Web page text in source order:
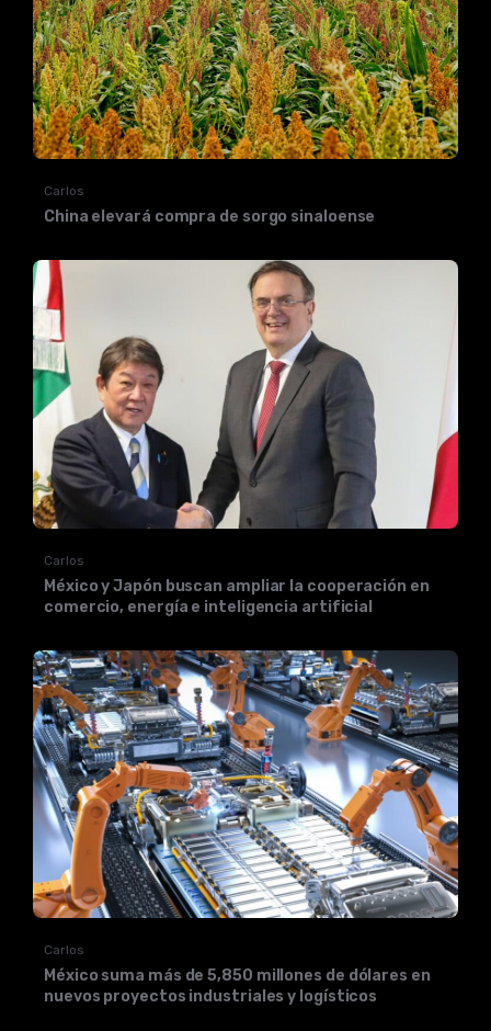
Carlos
China elevará compra de sorgo sinaloense
Carlos
México y Japón buscan ampliar la cooperación en
comercio, energía e inteligencia artificial
Carlos
México suma más de 5,850 millones de dólares en
nuevos proyectos industriales y logísticos